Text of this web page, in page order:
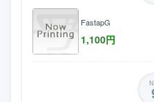
FastapG
1,100円